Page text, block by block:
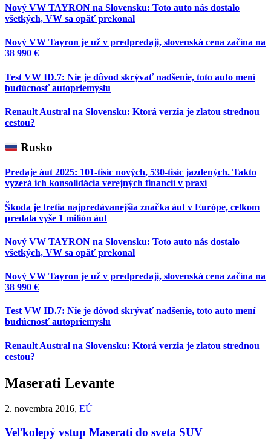
Nový VW TAYRON na Slovensku: Toto auto nás dostalo
všetkých, VW sa opäť prekonal
Nový VW Tayron je už v predpredaji, slovenská cena začína na
38 990 €
Test VW ID.7: Nie je dôvod skrývať nadšenie, toto auto mení
budúcnosť autopriemyslu
Renault Austral na Slovensku: Ktorá verzia je zlatou strednou
cestou?
Rusko
Predaje áut 2025: 101-tisíc nových, 530-tisíc jazdených. Takto
vyzerá ich konsolidácia verejných financií v praxi
Škoda je tretia najpredávanejšia značka áut v Európe, celkom
predala vyše 1 milión áut
Nový VW TAYRON na Slovensku: Toto auto nás dostalo
všetkých, VW sa opäť prekonal
Nový VW Tayron je už v predpredaji, slovenská cena začína na
38 990 €
Test VW ID.7: Nie je dôvod skrývať nadšenie, toto auto mení
budúcnosť autopriemyslu
Renault Austral na Slovensku: Ktorá verzia je zlatou strednou
cestou?
Maserati Levante
2. novembra 2016, EÚ
Veľkolepý vstup Maserati do sveta SUV